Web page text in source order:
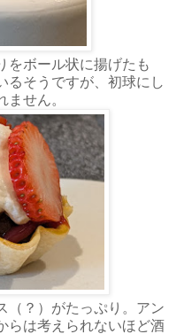
をボール状に揚げたも
るそうですが、初球にし
せん。
（？）がたっぷり。アン
らは考えられないほど酒